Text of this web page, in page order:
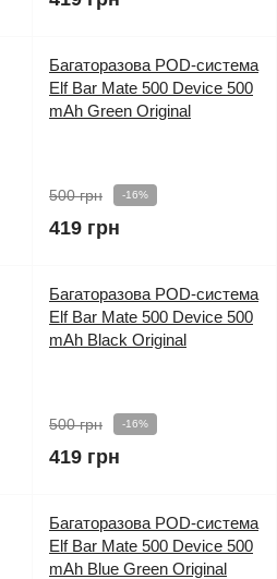
Багаторазова POD-система
Elf Bar Mate 500 Device 500
mAh Green Original
500 грн -16%
419 грн
Багаторазова POD-система
Elf Bar Mate 500 Device 500
mAh Black Original
500 грн -16%
419 грн
Багаторазова POD-система
Elf Bar Mate 500 Device 500
mAh Blue Green Original